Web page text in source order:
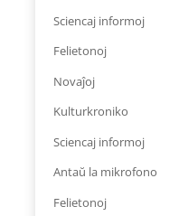
Sciencaj informoj
Felietonoj
Novaĵoj
Kulturkroniko
Sciencaj informoj
Antaŭ la mikrofono
Felietonoj